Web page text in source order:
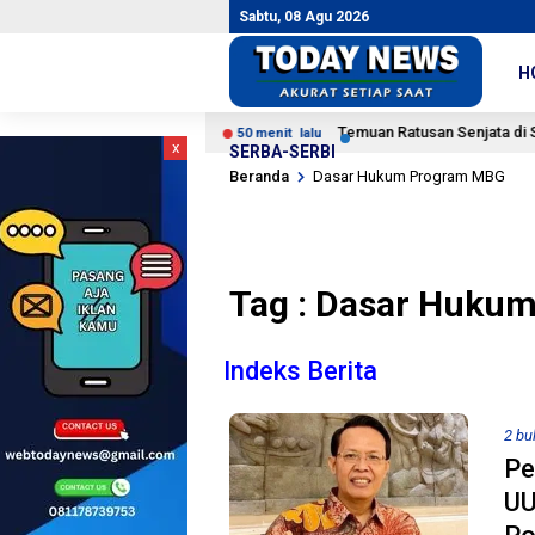
Sabtu, 08 Agu 2026
SERBA-SERBI
x
Catatan Kritis 50 menit lalu Temuan Ratusan Senjata di Sekolah
Beranda Dasar Hukum Program MBG
Tag : Dasar
Indeks Berita
2